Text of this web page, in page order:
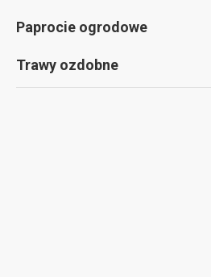
Paprocie ogrodowe
Trawy ozdobne